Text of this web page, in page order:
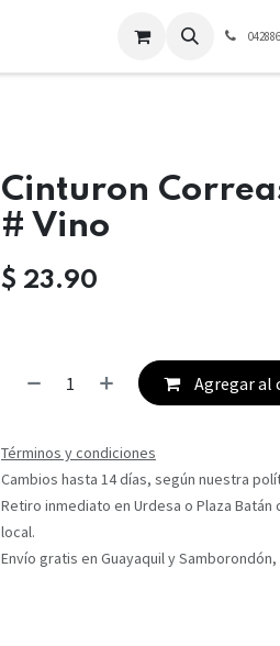
Cinturon
# Vino
$ 23.90
Agregar al
Términos y condiciones
Cambios hasta 14 días, según nuestra
Retiro inmediato en Urdesa o Plaza
local.
Envío gratis en Guayaquil y